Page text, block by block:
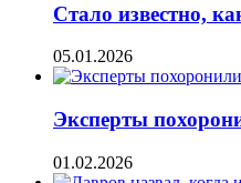
Стало известно,
05.01.2026
Эксперты
01.02.2026